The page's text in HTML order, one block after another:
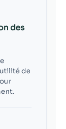
des
de